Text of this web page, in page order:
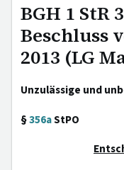
BGH 1 StR
Beschluss
2013 (LG
Unzulässige und
§356aStPO